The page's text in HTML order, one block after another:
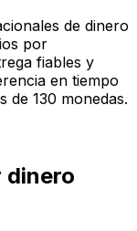
de dinero
por
fiables y
en tiempo
de 130 monedas.
dinero